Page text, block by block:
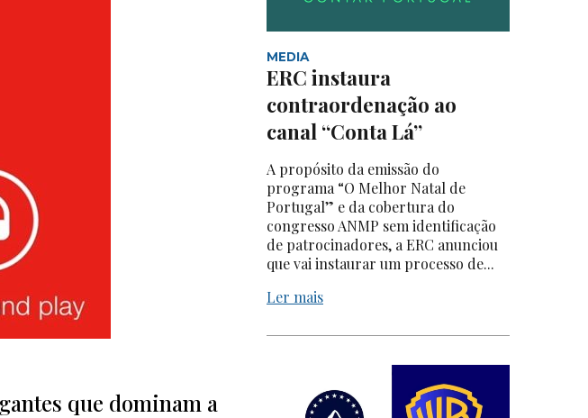
que dominam a
MEDIA
ERC instaura
contraordenação ao
canal “Conta Lá”
A propósito da emissão do
programa “O Melhor Natal de
Portugal” e da cobertura do
congresso ANMP sem identificação
de patrocinadores, a ERC anunciou
que vai instaurar um processo de...
Ler mais